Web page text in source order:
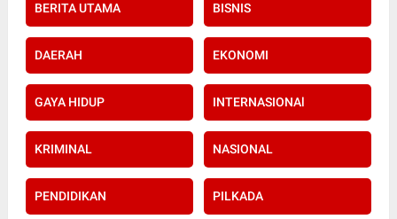
BERITA UTAMA BISNIS
DAERAH EKONOMI
GAYA HIDUP INTERNASIONAl
KRIMINAL NASIONAL
PENDIDIKAN PILKADA